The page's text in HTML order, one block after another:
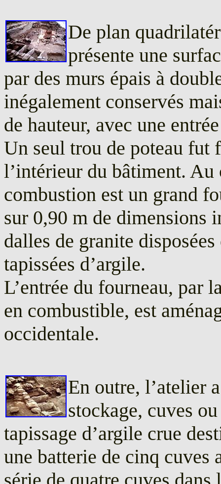
De plan
présente une
par des murs épais à
inégalement conservés
de hauteur, avec une
Un seul trou de poteau fut
l’intérieur du bâtiment. Au
combustion est un grand
sur 0,90 m de dimensions
dalles de granite
tapissées d’argile.
L’entrée du fourneau, par
en combustible, est
occidentale.
En outre, l’atelier
stockage, cuves
tapissage d’argile crue
une batterie de cinq cuves